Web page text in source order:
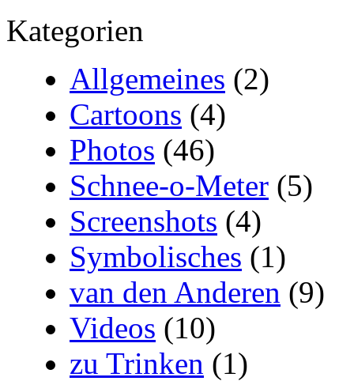
Kategorien
Allgemeines (2)
Cartoons (4)
Photos (46)
Schnee-o-Meter (5)
Screenshots (4)
Symbolisches (1)
van den Anderen (9)
Videos (10)
zu Trinken (1)